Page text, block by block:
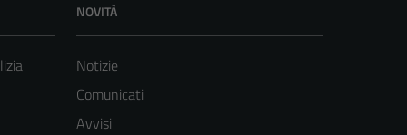
NOVITÀ
Notizie
Comunicati
Avvisi